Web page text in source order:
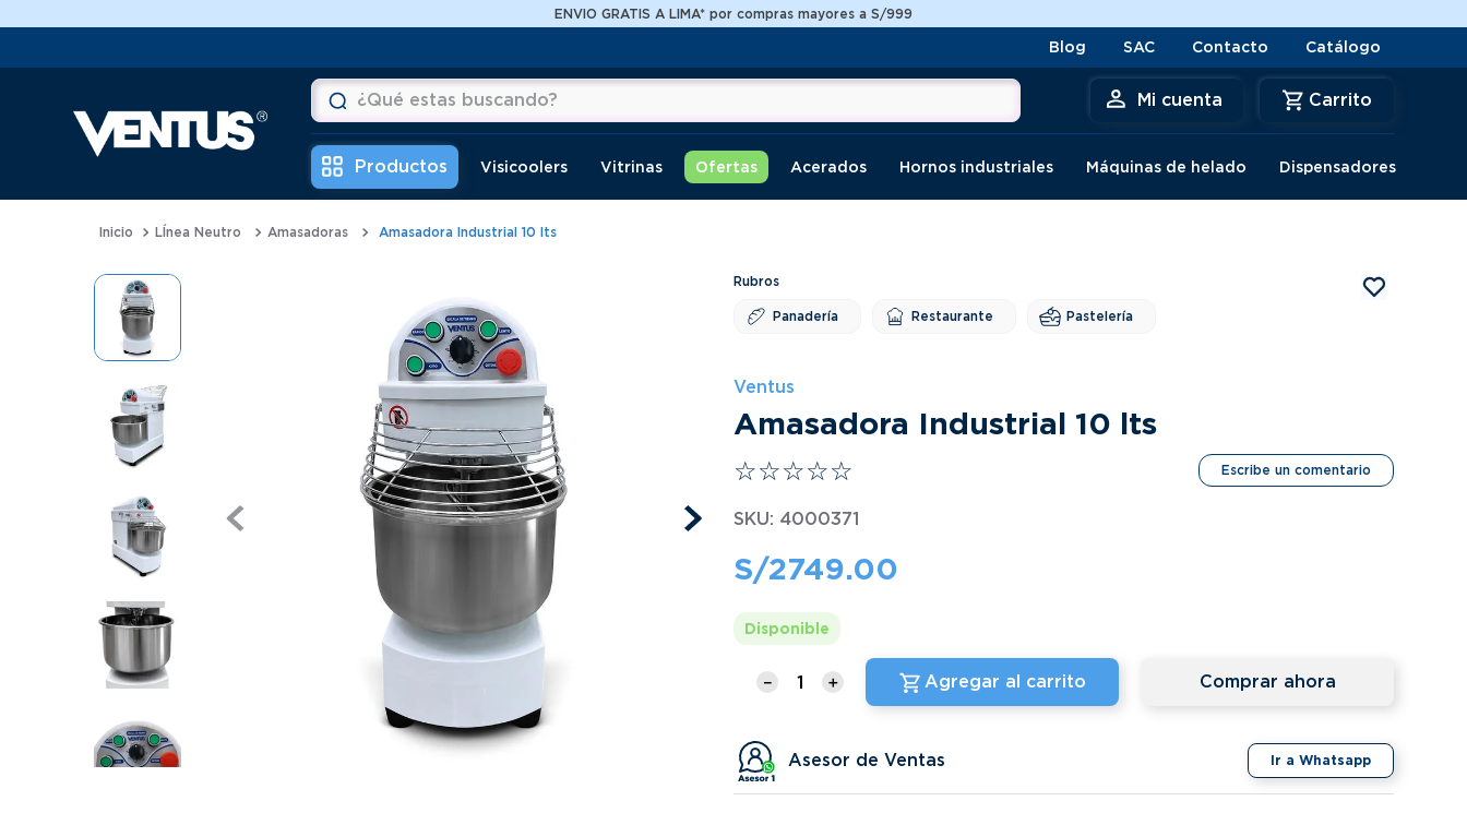
ENVIO GRATIS A LIMA* por compras mayores a S/999
Blog SAC Contacto Catálogo
¿Qué estas buscando?
Mi cuenta
Visicoolers Vitrinas Ofertas Acerados Hornos industriales Máquinas de helado Dispensadores
LÍnea Neutro Amasadoras Amasadora Industrial 10 lts
Panadería Restaurante Pastelería
Ventus
Amasadora Industrial 10 lts
☆☆☆☆☆ Escribe un comentario
SKU: 4000371
S/2749.00
Disponible
＋
－ Agregar al carrito Comprar ahora
Asesor de Ventas Ir a Whatsapp
Términos más buscados
batidora
congeladora
freidora